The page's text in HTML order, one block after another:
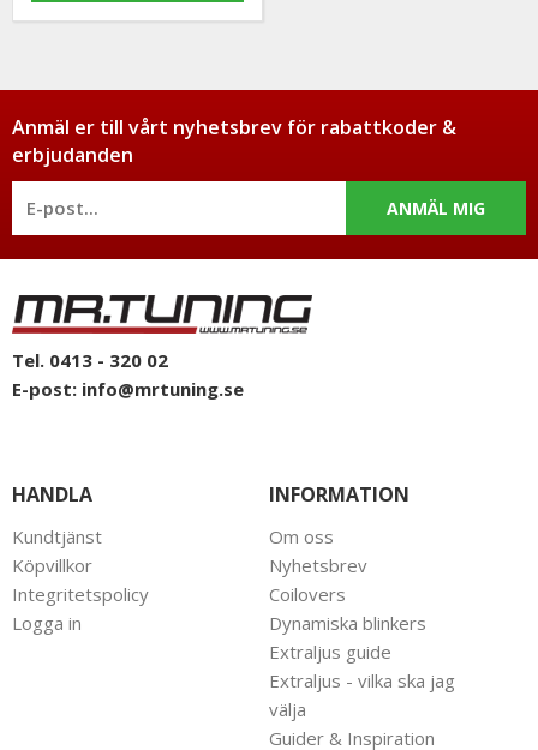
Anmäl er till vårt nyhetsbrev för rabattkoder &
erbjudanden
ANMÄL MIG
Tel. 0413 - 320 02
E-post: info@mrtuning.se
HANDLA
Kundtjänst
Köpvillkor
Integritetspolicy
Logga in
INFORMATION
Om oss
Nyhetsbrev
Coilovers
Dynamiska blinkers
Extraljus guide
Extraljus - vilka ska jag
välja
Guider & Inspiration